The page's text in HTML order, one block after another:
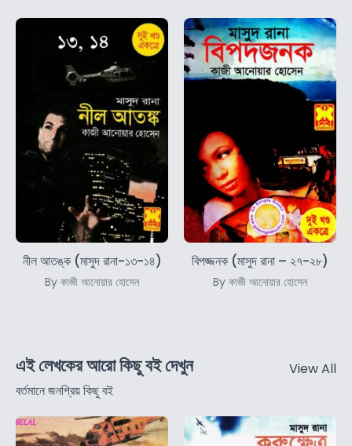
নীল আতঙ্ক (মাসুদ রানা-১৩-১৪)
By কাজী আনোয়ার হোসেন
বিপজ্জনক (মাসুদ রানা – ২৭-২৮)
By কাজী আনোয়ার হোসেন
এই লেখকের আরো কিছু বই দেখুন
বর্তমানে জনপ্রিয় কিছু বই
View All